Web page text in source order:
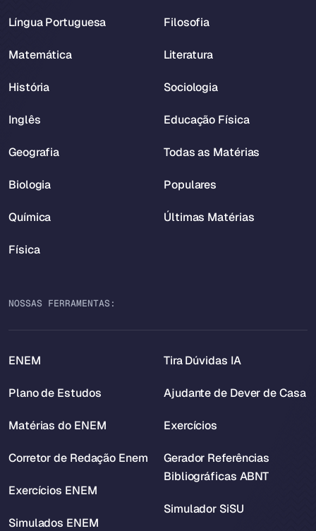
Língua Portuguesa
Matemática
História
Inglês
Geografia
Biologia
Química
Física
Filosofia
Literatura
Sociologia
Educação Física
Todas as Matérias
Populares
Últimas Matérias
NOSSAS FERRAMENTAS:
ENEM
Plano de Estudos
Matérias do ENEM
Corretor de Redação Enem
Exercícios ENEM
Simulados ENEM
Tira Dúvidas IA
Ajudante de Dever de Casa
Exercícios
Gerador Referências
Bibliográficas ABNT
Simulador SiSU